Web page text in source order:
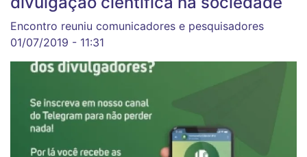
Encontro reuniu comunicadores e pesquisadores
01/07/2019 - 11:31